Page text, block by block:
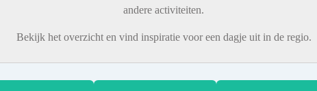
andere activiteiten.
Bekijk het overzicht en vind inspiratie voor een dagje uit in de regio.